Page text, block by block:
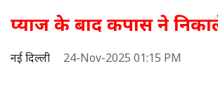
प्याज के बाद कपास ने
नई दिल्ली 24-Nov-2025 01:15 PM